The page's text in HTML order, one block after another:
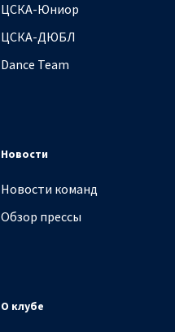
ЦСКА-Юниор
ЦСКА-ДЮБЛ
Dance Team
Новости
Новости команд
Обзор прессы
О клубе